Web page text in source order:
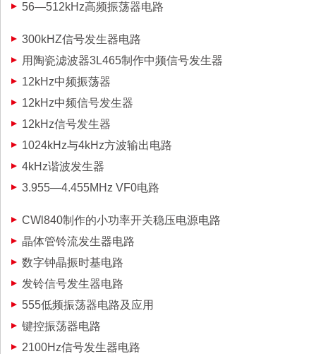
56—512kHz高频振荡器电路
300kHZ信号发生器电路
用陶瓷滤波器3L465制作中频信号发生器
12kHz中频振荡器
12kHz中频信号发生器
12kHz信号发生器
1024kHz与4kHz方波输出电路
4kHz谐波发生器
3.955—4.455MHz VF0电路
CWl840制作的小功率开关稳压电源电路
晶体管铃流发生器电路
数字钟晶振时基电路
发铃信号发生器电路
555低频振荡器电路及应用
键控振荡器电路
2100Hz信号发生器电路